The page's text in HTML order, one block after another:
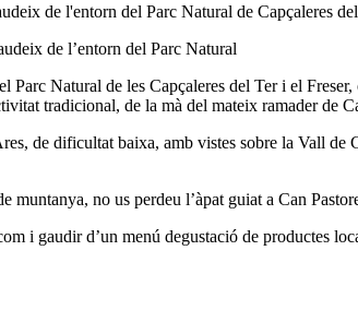
de l'entorn del Parc Natural de Capçaleres
de l’entorn del Parc Natural
Parc Natural de les Capçaleres del Ter i el
tradicional, de la mà del mateix ramader de
de dificultat baixa, amb vistes sobre la Vall
muntanya, no us perdeu l’àpat guiat a Can
i gaudir d’un menú degustació de productes